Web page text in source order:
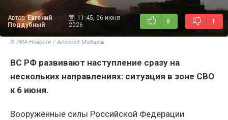
Автор:Евгений
Поддубный
11:45, 06 июня
2026
8 1
© РИА Новости / Алексей Майшев
ВС РФ развивают наступление сразу на
нескольких направлениях: ситуация в зоне СВО
к 6 июня.
Вооружённые силы Российской Федерации